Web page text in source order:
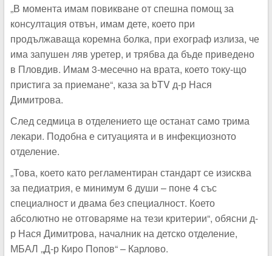
„В момента имам повикване от спешна помощ за
консултация отвън, имам дете, което при
продължаваща коремна болка, при ехограф излиза, че
има запушен ляв уретер, и трябва да бъде приведено
в Пловдив. Имам 3-месечно на врата, което току-що
пристига за приемане“, каза за bTV д-р Нася
Димитрова.
След седмица в отделението ще останат само трима
лекари. Подобна е ситуацията и в инфекциозното
отделение.
„Това, което като регламентиран стандарт се изисква
за педиатрия, е минимум 6 души – поне 4 със
специалност и двама без специалност. Което
абсолютно не отговаряме на тези критерии“, обясни д-
р Нася Димитрова, началник на детско отделение,
МБАЛ „Д-р Киро Попов“ – Карлово.